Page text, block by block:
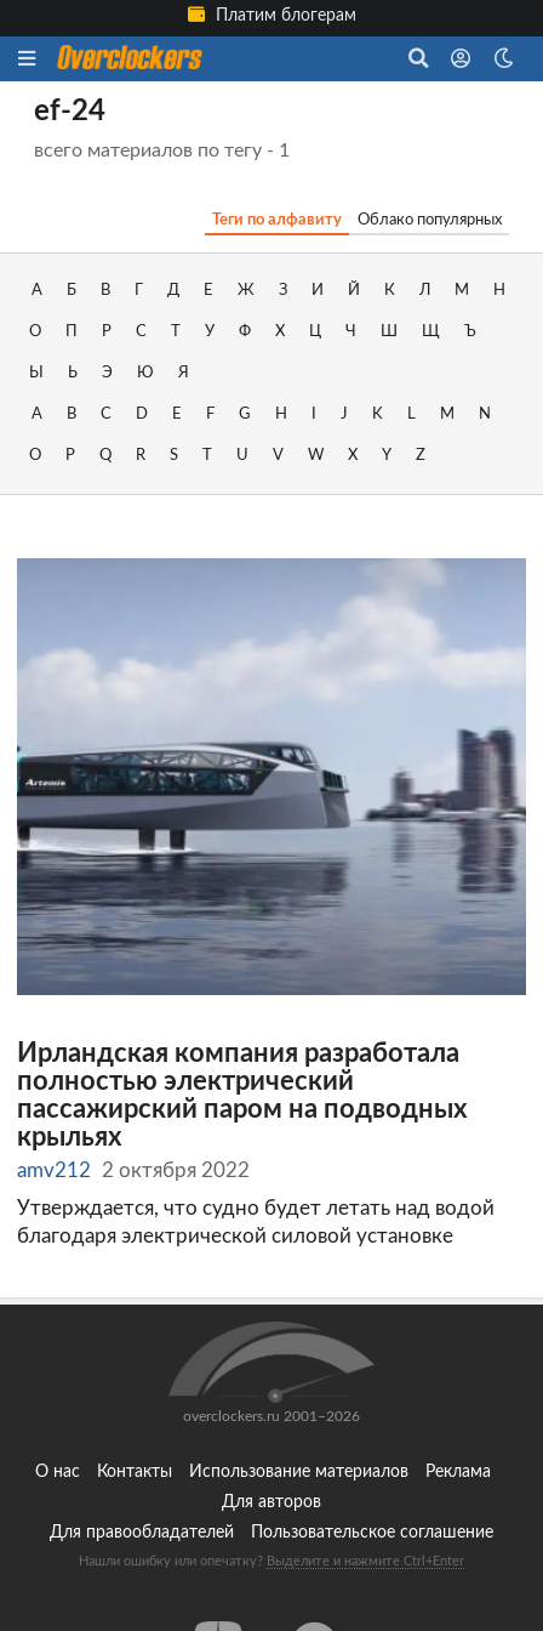
Платим блогерам
ef-24
всего материалов по тегу - 1
Теги по алфавиту Облако популярных
А Б В Д Е Ж З И Й К Л М Н
О Р С У Ф Х Ц Ч Ш Щ Ъ
Ы Ь Э Ю Я
A B C D E F G H J K L M N
O P Q R S U V W X Y Z
Ирландская компания разработала
полностью электрический
пассажирский паром на подводных
крыльях
amv212 2 октября 2022
Утверждается, что судно будет летать над водой
благодаря электрической силовой установке
overclockers.ru 2001–2026
О нас Контакты Использование материалов
Реклама
Для авторов
Для правообладателей
Пользовательское соглашение
Нашли ошибку или опечатку? Выделите и нажмите Ctrl+Enter